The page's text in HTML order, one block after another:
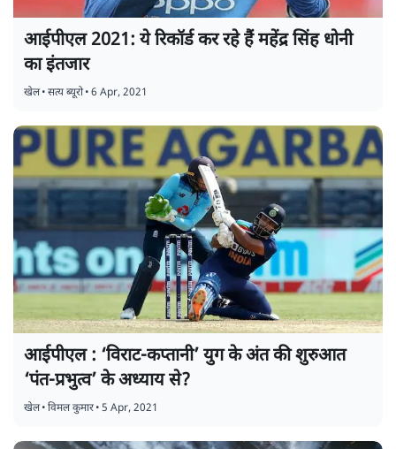
आईपीएल 2021: ये रिकॉर्ड कर रहे हैं महेंद्र सिंह धोनी
का इंतजार
खेल•सत्य ब्यूरो•6 Apr, 2021
आईपीएल : ‘विराट-कप्तानी’ युग के अंत की शुरुआत
‘पंत-प्रभुत्व’ के अध्याय से?
खेल•विमल कुमार•5 Apr, 2021